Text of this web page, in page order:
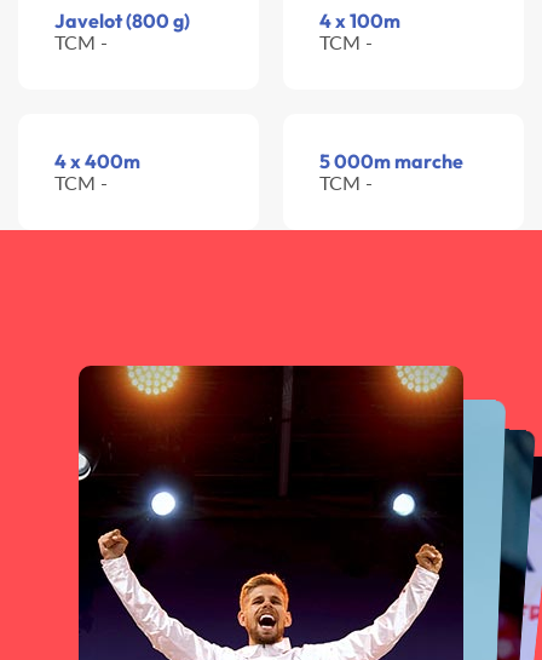
Javelot (800 g)
TCM -
4 x 100m
TCM -
4 x 400m
TCM -
5 000m marche
TCM -